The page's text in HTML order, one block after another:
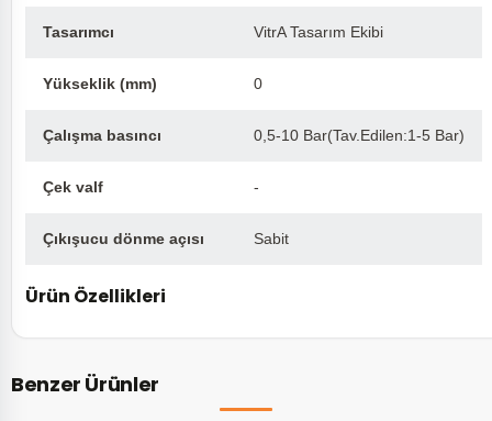
Tasarımcı VitrA Tasarım Ekibi
Yükseklik (mm) 0
Çalışma basıncı 0,5-10 Bar(Tav.Edilen:1-5 Bar)
Çek valf -
Çıkışucu dönme açısı Sabit
Ürün Özellikleri
Benzer Ürünler